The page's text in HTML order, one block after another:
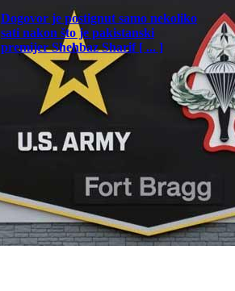
Dogovor je postignut samo nekoliko
sati nakon što je pakistanski
premijer Shehbaz Sharif [ ... ]